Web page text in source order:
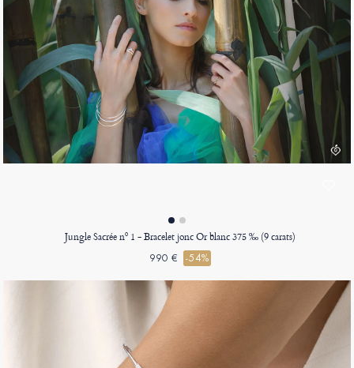
Jungle Sacrée nº 1 - Bracelet jonc Or blanc 375 ‰ (9 carats)
990 € -54%